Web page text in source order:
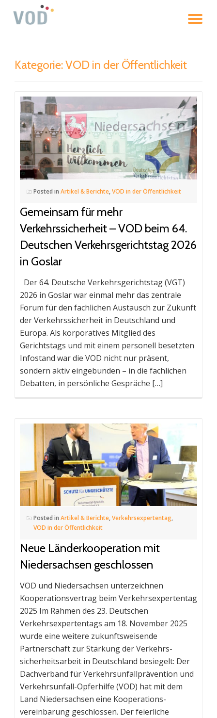
Kategorie: VOD in der Öffentlichkeit
Posted in Artikel & Berichte,VOD in der Öffentlichkeit
Gemeinsam für mehr
Verkehrssicherheit – VOD beim 64.
Deutschen Verkehrsgerichtstag 2026
in Goslar
Der 64. Deutsche Verkehrs­gerichtstag (VGT)
2026 in Goslar war einmal mehr das zentrale
Forum für den fachlichen Austausch zur Zukunft
der Verkehrs­sicherheit in Deutschland und
Europa. Als korporatives Mitglied des
Gerichtstags und mit einem personell besetzten
Infostand war die VOD nicht nur präsent,
sondern aktiv eingebunden – in die fachlichen
Debatten, in persönliche Gespräche […]
Posted in Artikel & Berichte,Verkehrsexpertentag,
VOD in der Öffentlichkeit
Neue Länderkooperation mit
Niedersachsen geschlossen
VOD und Niedersachsen unterzeichnen
Kooperations­vertrag beim Verkehrs­expertentag
2025 Im Rahmen des 23. Deutschen
Verkehrsexpertentags am 18. November 2025
wurde eine weitere zukunftsweisende
Partnerschaft zur Stärkung der Verkehrs­
sicherheitsarbeit in Deutschland besiegelt: Der
Dachverband für Verkehrs­unfall­prävention und
Verkehrsunfall-Opferhilfe (VOD) hat mit dem
Land Niedersachsen eine Kooperations­
vereinbarung geschlossen. Der feierliche